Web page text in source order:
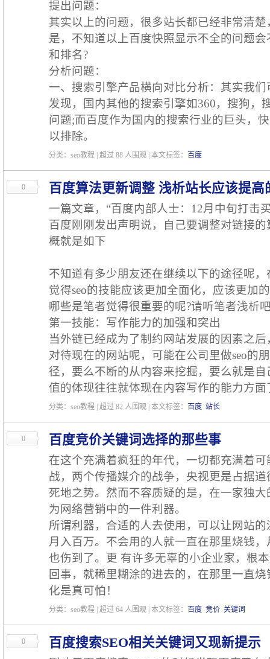
提出问题：
其实以上的问题，很多站长都已经非常清
是，不知道以上百度快照显示不全的问题
和排名?
分析问题：
一、搜索引擎产品横向对比分析：其实我
发现，国内其他的搜索引擎如360，搜狗，
问题;而百度作为国内的搜索行业的巨头，
以排除。
分类：seo教程 | 超过 88 人围观 | 本文标签： 百度
0 百度算法更新调整 浅析站长应该提高
一篇文章，“百度内部人士：12月中旬打击
百度刚刚发出声明说，自己要调整对链接
概就是如下
不知道有多少朋友还在继续以下的途径呢
觉得seo的技能应该更加全面化，应该更加
哪些是笔者觉得很重要的呢?请听笔者浅析
第一技能：写作能力的加强和突出
当外链已经成为了制约网站发展的因素之
对待现在的网站呢，可能在公司里做seo的
径，要么不断的从内容来挖掘，要么就是
值的体现往往就体现在内容写作的能力方面
分类：seo教程 | 超过 82 人围观 | 本文标签： 百度 站长
0 百度竞价关键词选择的那些事
在这个充满着疯狂的年代，一切都充满着
战，两个传播媒介的战争，央视更是占据
死地之势。然而不容质疑的是，在一家独
为网络营销中的一件利器。
所谓利器，合适的人去使用，可以让网站
月入百万。不会用的人就一直在那里烧钱
也伤到了。更 有许多无辜的小企业家，根
回事，就稀里糊涂的进去的，在那里一直
化是真可怕！
分类：seo教程 | 超过 64 人围观 | 本文标签： 百度 竞价 关键词
0 百度搜索SEO相关关键词又现新提示